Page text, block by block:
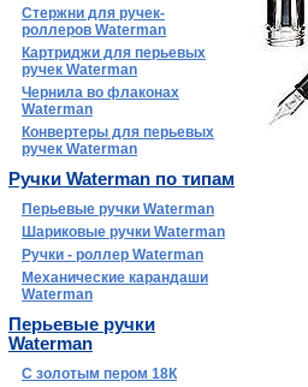
Стержни для ручек-
роллеров Waterman
Картриджи для перьевых
ручек Waterman
Чернила во флаконах
Waterman
Конвертеры для перьевых
ручек Waterman
Ручки Waterman по типам
Перьевые ручки Waterman
Шариковые ручки Waterman
Ручки - роллер Waterman
Механические карандаши
Waterman
Перьевые ручки
Waterman
С золотым пером 18К